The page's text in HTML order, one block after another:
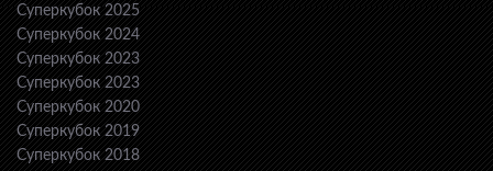
Суперкубок 2025
Суперкубок 2024
Суперкубок 2023
Суперкубок 2023
Суперкубок 2020
Суперкубок 2019
Суперкубок 2018